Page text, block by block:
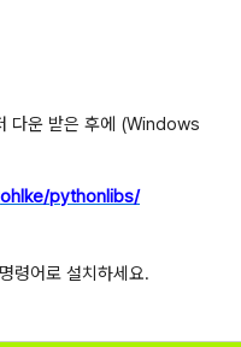
다운 받은 후에 (Windows
pythonlibs/
령어로 설치하세요.